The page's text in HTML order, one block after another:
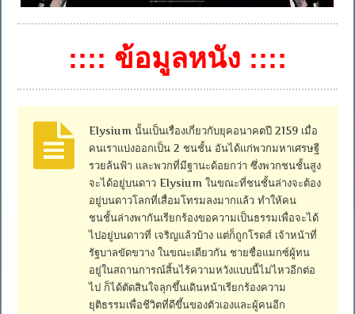
:::: ข้อมูลหนัง ::::
Elysium นั้นเป็นเรื่องเกี่ยวกับยุคอนาคตปี 2159 เมื่อ
คนเราแบ่งออกเป็น 2 ชนชั้น อันได้แก่พวกมหาเศรษฐี
รวยล้นฟ้า และพวกที่มีฐานะด้อยกว่า ซึ่งพวกชนชั้นสูง
จะได้อยู่บนดาว Elysium ในขณะที่ชนชั้นล่างจะต้อง
อยู่บนดาวโลกที่เสื่อมโทรมลงมากแล้ว ทำให้คน
ชนชั้นล่างพากันเรียกร้องขอความเป็นธรรมเพื่อจะได้
ไปอยู่บนดาวที่ เจริญแล้วบ้าง แต่ก็ถูกโรดส์ เจ้าหน้าที่
รัฐบาลขัดขวาง ในขณะเดียวกัน ชายชื่อแมกซ์ผู้ทน
อยู่ในสถานการณ์สิ้นไร้ความหวังแบบนี้ไม่ไหวอีกต่อ
ไป ก็ได้ตัดสินใจลุกขึ้นเดินหน้าเรียกร้องความ
ยุติธรรมเพื่อชีวิตที่ดีขึ้นของตัวเองและผู้คนอีก